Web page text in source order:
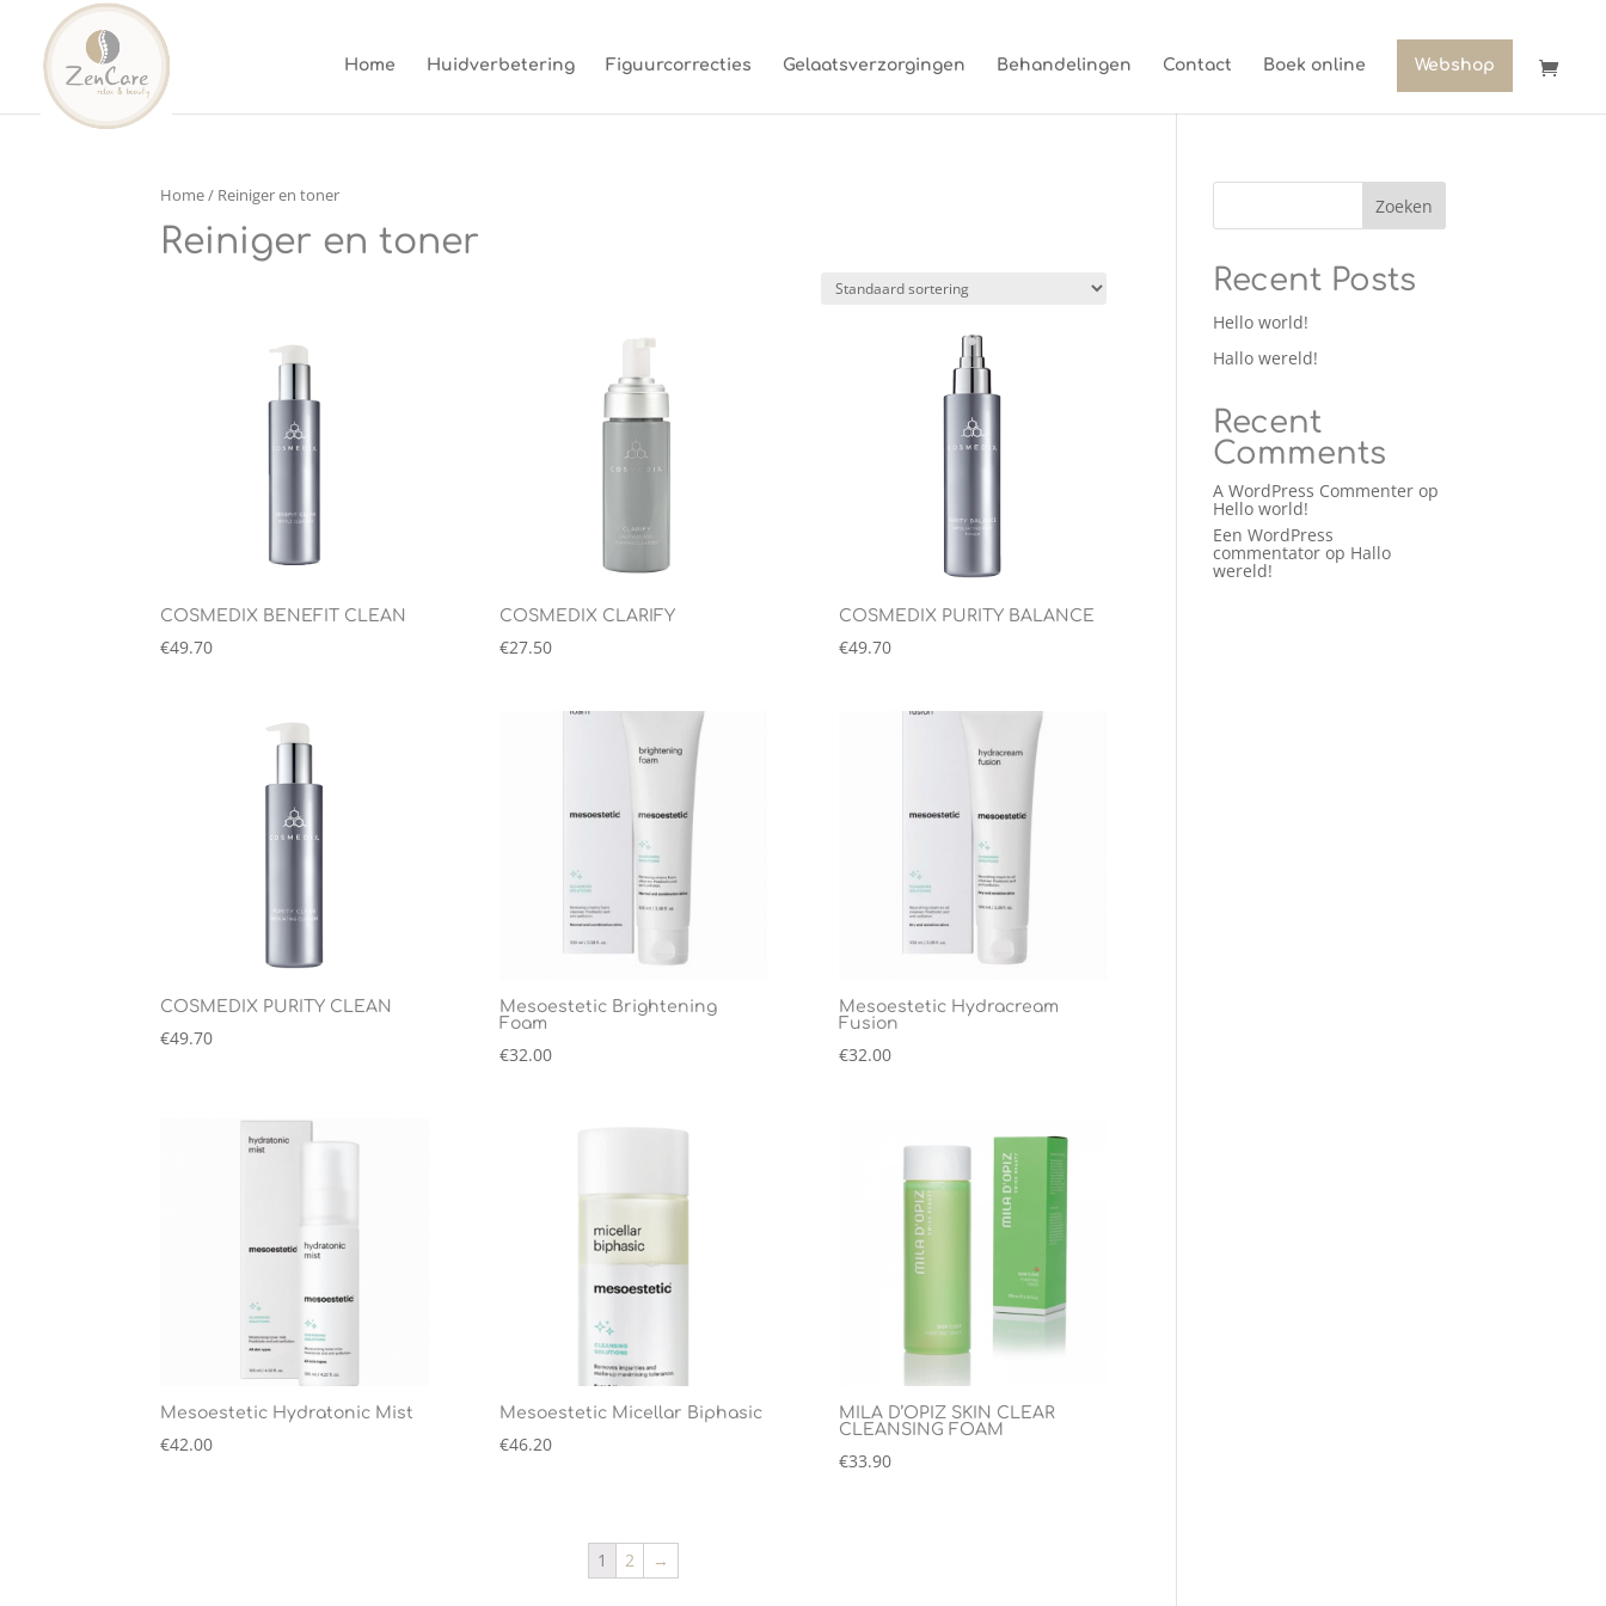
Home Huidverbetering Figuurcorrecties Gelaatsverzorgingen Behandelingen Contact Boek online Webshop
Home/ Reiniger en toner
Reiniger en toner
COSMEDIX BENEFIT CLEAN
€49.70
COSMEDIX CLARIFY
€27.50
COSMEDIX PURITY BALANCE
€49.70
COSMEDIX PURITY CLEAN
€49.70
Mesoestetic Brightening
Foam
€32.00
Mesoestetic Hydracream
Fusion
€32.00
Mesoestetic Hydratonic Mist
€42.00
Mesoestetic Micellar Biphasic
€46.20
MILA D’OPIZ SKIN CLEAR
CLEANSING FOAM
€33.90
1 2 →
Zoeken
Recent Posts
Hello world!
Hallo wereld!
Recent
Comments
A WordPress Commenter op
Hello world!
Een WordPress
commentator op Hallo
wereld!